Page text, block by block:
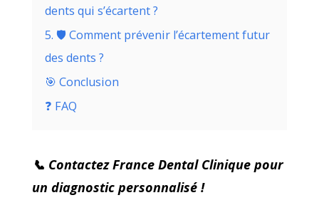
dents qui s’écartent ?
5. 🛡️ Comment prévenir l’écartement futur
des dents ?
🎯 Conclusion
❓ FAQ
📞 Contactez France Dental Clinique pour
un diagnostic personnalisé !